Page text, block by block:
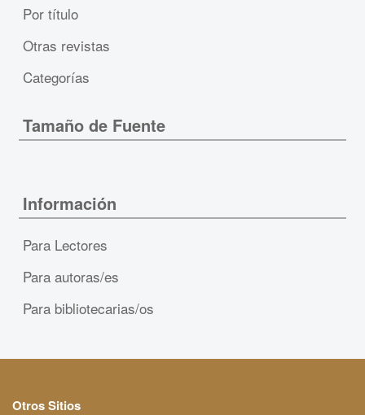
Por título
Otras revistas
Categorías
Tamaño de Fuente
Información
Para Lectores
Para autoras/es
Para bibliotecarias/os
Otros Sitios